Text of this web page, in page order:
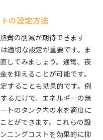
の設定方法
費の削減が期待できます
適切な設定が重要です。ま
してみましょう。通常、夜
を抑えることが可能です。
することも効果的です。例
るだけで、エネルギーの無
トのタンク内の水を適度に
とができます。これらの設
ニングコストを効果的に抑